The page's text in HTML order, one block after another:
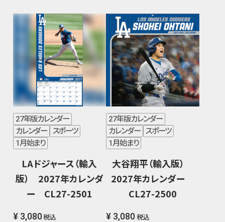
27年版カレンダー
カレンダー
スポーツ
1月始まり
LAドジャース（輸入
版） 2027年カレンダ
ー CL27-2501
¥ 3,080 税込
27年版カレンダー
カレンダー スポーツ
1月始まり
大谷翔平（輸入版）
2027年カレンダー
CL27-2500
¥ 3,080 税込